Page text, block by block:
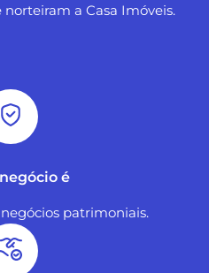
a Casa Imóveis.
é
patrimoniais.